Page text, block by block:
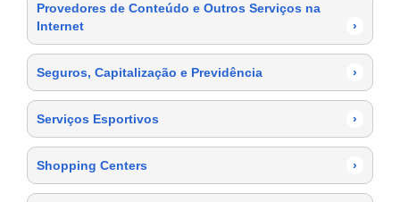
Provedores de Conteúdo e Outros Serviços na
Internet
›
Seguros, Capitalização e Previdência ›
Serviços Esportivos ›
Shopping Centers ›